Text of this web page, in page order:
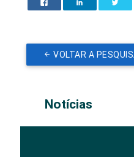
VOLTAR A
Notícias